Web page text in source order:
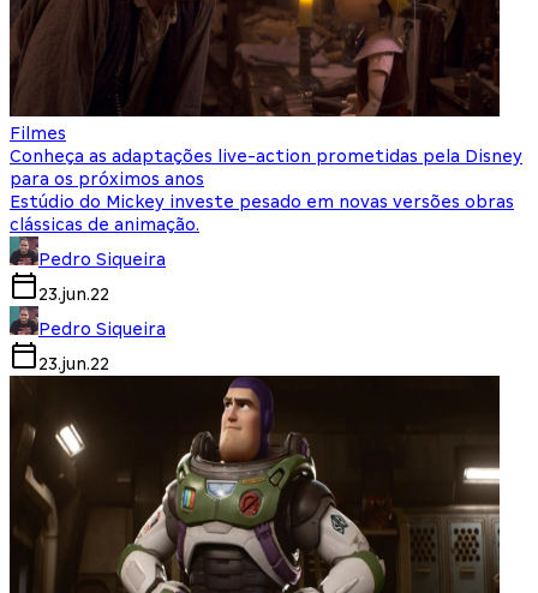
Filmes
Conheça as adaptações live-action prometidas pela Disney
para os próximos anos
Estúdio do Mickey investe pesado em novas versões obras
clássicas de animação.
Pedro Siqueira
23.jun.22
Pedro Siqueira
23.jun.22